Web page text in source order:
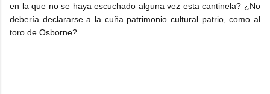
en la que no se haya escuchado alguna vez esta cantinela? ¿No
debería declararse a la cuña patrimonio cultural patrio, como al
toro de Osborne?